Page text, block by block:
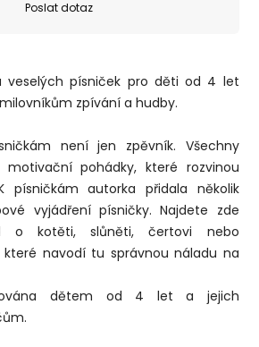
Poslat dotaz
veselých písniček pro děti od 4 let
zpívání a hudby.
není jen zpěvník. Všechny
motivační pohádky, které rozvinou
písničkám autorka přidala několik
vyjádření písničky. Najdete zde
o kotěti, slůněti, čertovi nebo
navodí tu správnou náladu na
dětem od 4 let a jejich